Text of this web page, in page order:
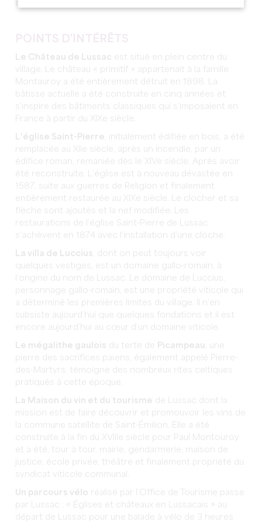
Le Château de Lussac est situé en plein centre du
village. Le château « primitif » appartenait à la famille
Montauroy a été entièrement détruit en 1898. La
bâtisse actuelle a été construite en cinq années et
s’inspire des bâtiments classiques qui s’imposaient en
France à partir du XIXe siècle.
L’église Saint-Pierre , initialement édifiée en bois, a été
remplacée au XIIe siècle, après un incendie, par un
édifice roman, remaniée dès le XIVe siècle. Après avoir
été reconstruite, L’église est à nouveau dévastée en
1587, suite aux guerres de Religion et finalement
entièrement restaurée au XIXe siècle. Le clocher et sa
flèche sont ajoutés et la nef modifiée. Les
restaurations de l’église Saint-Pierre de Lussac
s’achèvent en 1874 avec l’installation d’une cloche.
La villa de Luccius , dont on peut toujours voir
quelques vestiges, est un domaine gallo-romain, à
l’origine du nom de Lussac. Le domaine de Luccius,
personnage gallo-romain, est une propriété viticole qui
a déterminé les premières limites du village. Il n’en
subsiste aujourd’hui que quelques fondations et il est
encore aujourd’hui au cœur d’un domaine viticole.
Le mégalithe gaulois du terte de Picampeau
, une
pierre des sacrifices païens, également appelé Pierre-
des-Martyrs, témoigne des nombreux rites celtiques
pratiqués à cette époque.
La Maison du vin et du tourisme de Lussac dont la
mission est de faire découvrir et promouvoir les vins de
la commune satellite de Saint-Émilion. Elle a été
construite à la fin du XVIIIe siècle pour Paul Montouroy
et a été, tour à tour, mairie, gendarmerie, maison de
justice, école privée, théâtre et finalement propriété du
syndicat viticole communal.
Un parcours vélo réalisé par l’Office de Tourisme passe
par Lussac : « Églises et châteaux en Lussacais » au
départ de Lussac pour une balade à vélo de 3 heures